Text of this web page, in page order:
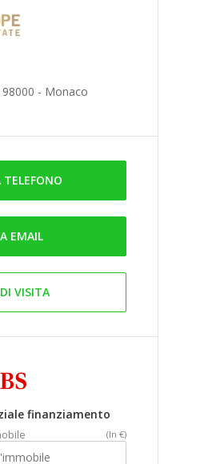
- Monaco
EMAIL
VISITA
finanziamento
(In €)